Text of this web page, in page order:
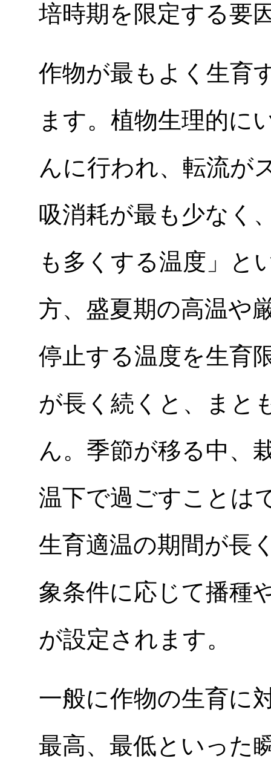
培時期を限定する要
作物が最もよく生育
ます。植物生理的に
んに行われ、転流が
吸消耗が最も少なく
も多くする温度」と
方、盛夏期の高温や
停止する温度を生育
が長く続くと、まと
ん。季節が移る中、
温下で過ごすことは
生育適温の期間が長
象条件に応じて播種
が設定されます。
一般に作物の生育に
最高、最低といった